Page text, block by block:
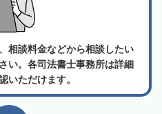
相談料金などから相談したい
い。各司法書士事務所は詳細
いただけます。